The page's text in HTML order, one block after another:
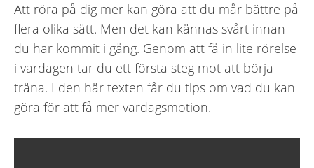
Att röra på dig mer kan göra att du mår bättre på
flera olika sätt. Men det kan kännas svårt innan
du har kommit i gång. Genom att få in lite rörelse
i vardagen tar du ett första steg mot att börja
träna. I den här texten får du tips om vad du kan
göra för att få mer vardagsmotion.